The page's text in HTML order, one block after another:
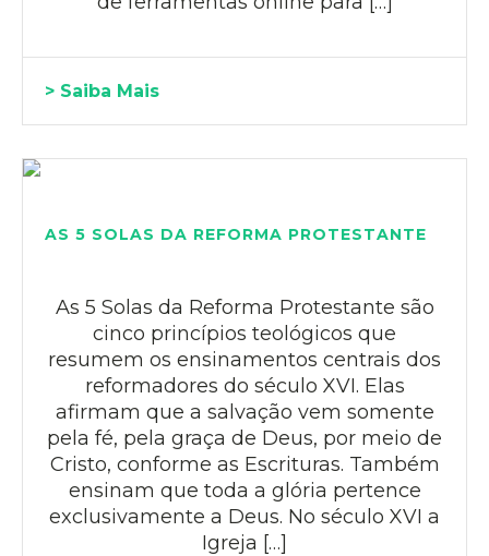
> Saiba Mais
AS 5 SOLAS DA REFORMA PROTESTANTE
As 5 Solas da Reforma Protestante são
cinco princípios teológicos que
resumem os ensinamentos centrais dos
reformadores do século XVI. Elas
afirmam que a salvação vem somente
pela fé, pela graça de Deus, por meio de
Cristo, conforme as Escrituras. Também
ensinam que toda a glória pertence
exclusivamente a Deus. No século XVI a
Igreja […]